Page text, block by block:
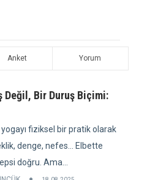
Anket Yorum
Değil, Bir Duruş Biçimi:
yogayı fiziksel bir pratik olarak
denge, nefes... Elbette
doğru. Ama...